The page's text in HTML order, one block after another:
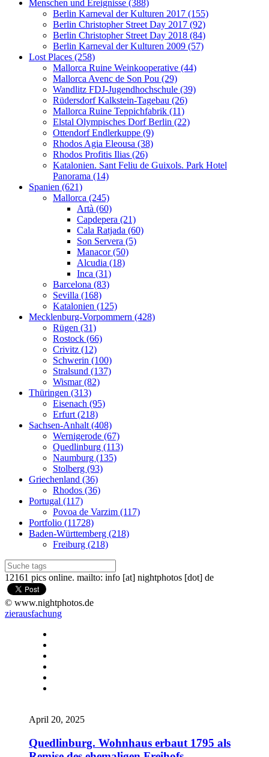
Menschen und Ereignisse (388)
Berlin Karneval der Kulturen 2017 (155)
Berlin Christopher Street Day 2017 (92)
Berlin Christopher Street Day 2018 (84)
Berlin Karneval der Kulturen 2009 (57)
Lost Places (258)
Mallorca Ruine Weinkooperative (44)
Mallorca Avenc de Son Pou (29)
Wandlitz FDJ-Jugendhochschule (39)
Rüdersdorf Kalkstein-Tagebau (26)
Mallorca Ruine Teppichfabrik (11)
Elstal Olympisches Dorf Berlin (22)
Ottendorf Endlerkuppe (9)
Rhodos Agia Eleousa (38)
Rhodos Profitis Ilias (26)
Katalonien. Sant Feliu de Guixols. Park Hotel
Panorama (14)
Spanien (621)
Mallorca (245)
Artà (60)
Capdepera (21)
Cala Ratjada (60)
Son Servera (5)
Manacor (50)
Alcudia (18)
Inca (31)
Barcelona (83)
Sevilla (168)
Katalonien (125)
Mecklenburg-Vorpommern (428)
Rügen (31)
Rostock (66)
Crivitz (12)
Schwerin (100)
Stralsund (137)
Wismar (82)
Thüringen (313)
Eisenach (95)
Erfurt (218)
Sachsen-Anhalt (408)
Wernigerode (67)
Quedlinburg (113)
Naumburg (135)
Stolberg (93)
Griechenland (36)
Rhodos (36)
Portugal (117)
Povoa de Varzim (117)
Portfolio (11728)
Baden-Württemberg (218)
Freiburg (218)
12161 pics online. mailto: info [at] nightphotos [dot] de
© www.nightphotos.de
zierausfachung
April 20, 2025
Quedlinburg. Wohnhaus erbaut 1795 als